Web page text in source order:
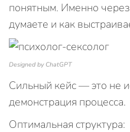
понятным. Именно
думаете и как
Designed by ChatGPT
Сильный кейс — это не
демонстрация процесса.
Оптимальная структура: